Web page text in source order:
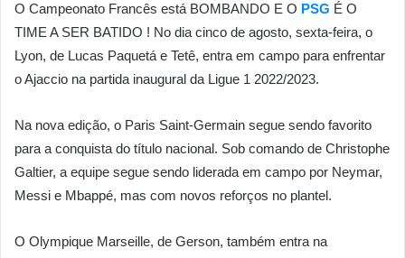
O Campeonato Francês está BOMBANDO E O PSG É O
TIME A SER BATIDO ! No dia cinco de agosto, sexta-feira, o
Lyon, de Lucas Paquetá e Tetê, entra em campo para enfrentar
o Ajaccio na partida inaugural da Ligue 1 2022/2023.
Na nova edição, o Paris Saint-Germain segue sendo favorito
para a conquista do título nacional. Sob comando de Christophe
Galtier, a equipe segue sendo liderada em campo por Neymar,
Messi e Mbappé, mas com novos reforços no plantel.
O Olympique Marseille, de Gerson, também entra na